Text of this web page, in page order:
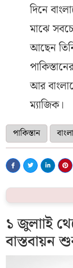
দিনে
মাঝে
আছেন
আর
ম্যাজিক।
পাকিস্তান
১ জুলাাই
বাস্তবায়ন